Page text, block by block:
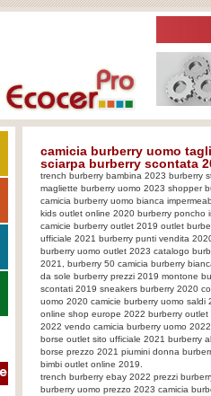
camicia burberry uomo
sciarpa burberry scontata
trench burberry bambina 2023 burberry
magliette burberry uomo 2023 shopper
camicia burberry uomo bianca
kids outlet online 2020 burberry poncho
camicie burberry outlet 2019 outlet
ufficiale 2021 burberry punti vendita
burberry uomo outlet 2023 catalogo
2021, burberry 50 camicia burberry
da sole burberry prezzi 2019 montone
scontati 2019 sneakers burberry 2020
uomo 2020 camicie burberry uomo
online shop europe 2022 burberry
2022 vendo camicia burberry uomo
borse outlet sito ufficiale 2021 burberry
borse prezzo 2021 piumini donna
bimbi outlet online 2019.
trench burberry ebay 2022 prezzi
burberry uomo prezzo 2023 camicia